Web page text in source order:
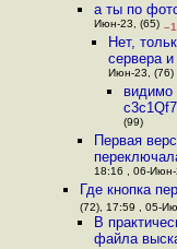
а ты по
Июн-23, (65) –1
Нет,
сервера
Июн-23, (76)
видимо
(99)
Первая
18:16 , 06-
Где кнопка
(72), 17:59 , 05-
В
файла